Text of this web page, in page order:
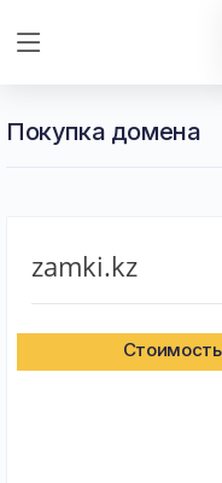
Покупка домена
zamki.kz